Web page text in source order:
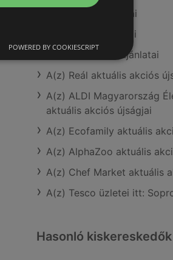
A(z) Tesco ajánlatai
A(z) Privát ajánlatai
A(z) Privát max ajánlatai
A(z) Reál aktuális akciós
A(z) ALDI Magyarország
aktuális akciós újságjai
A(z) Ecofamily aktuális
A(z) AlphaZoo aktuális
A(z) Chef Market aktuális
A(z) Tesco üzletei itt:
Hasonló kiskereskedők
POWERED BY COOKIESCRIPT